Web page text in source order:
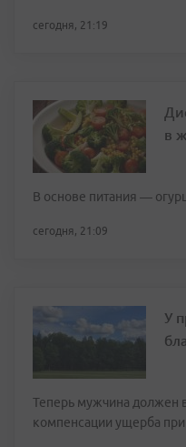
сегодня, 21:19
в
В основе питания —
сегодня, 21:09
У
Теперь мужчина должен
компенсации ущерба